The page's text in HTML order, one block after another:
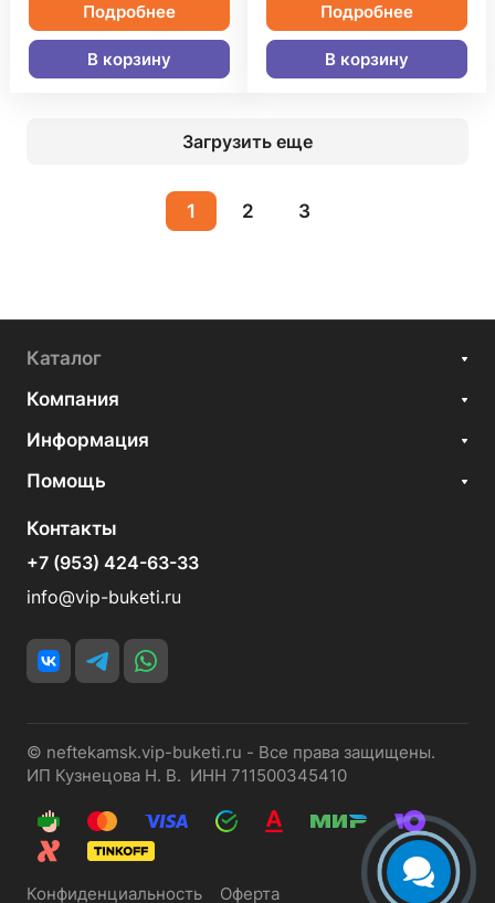
Подробнее
В корзину
Подробнее
В корзину
Загрузить еще
1 2 3
Каталог
Компания
Информация
Помощь
Контакты
+7 (953) 424-63-33
info@vip-buketi.ru
© neftekamsk.vip-buketi.ru - Все права защищены.
ИП Кузнецова Н. В. ИНН 711500345410
Конфиденциальность Оферта